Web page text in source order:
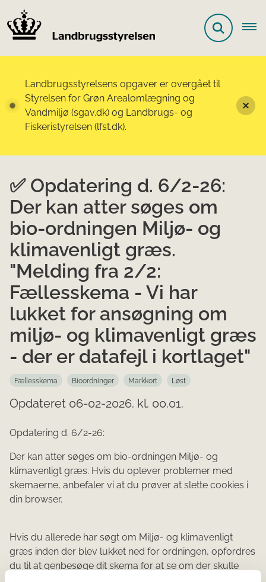
Landbrugsstyrelsens opgaver er overgået til
Styrelsen for Grøn Arealomlægning og
Vandmiljø (sgav.dk) og Landbrugs- og
Fiskeristyrelsen (lfst.dk).
✅ Opdatering d. 6/2-26:
Der kan atter søges om
bio-ordningen Miljø- og
klimavenligt græs.
"Melding fra 2/2:
Fællesskema - Vi har
lukket for ansøgning om
miljø- og klimavenligt græs
- der er datafejl i kortlaget"
Fællesskema Bioordninger Markkort Løst
Opdateret 06-02-2026. kl. 00.01.
Opdatering d. 6/2-26:
Der kan atter søges om bio-ordningen Miljø- og
klimavenligt græs. Hvis du oplever problemer med
skemaerne, anbefaler vi at du prøver at slette cookies i
din browser.
Hvis du allerede har søgt om Miljø- og klimavenligt
græs inden der blev lukket ned for ordningen, opfordres
du til at genbesøge dit skema for at se om der skulle